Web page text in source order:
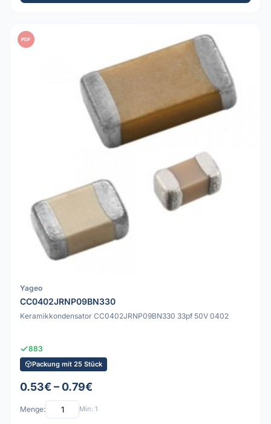
PDF
Yageo
CC0402JRNP09BN330
Keramikkondensator CC0402JRNP09BN330 33pf 50V 0402
883
Packung mit 25 Stück
0.53€ – 0.79€
Menge: Min: 1